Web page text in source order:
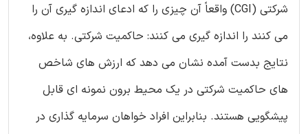
شرکتی (CGI) واقعاً آن چیزی را که ادعای اندازه گیری آن را
می کنند را اندازه گیری می کنند: حاکمیت شرکتی. به علاوه،
نتایج بدست آمده نشان می دهد که ارزش های شاخص
های حاکمیت شرکتی در یک محیط برون نمونه ای قابل
پیشگویی هستند. بنابراین افراد خواهان سرمایه گذاری در